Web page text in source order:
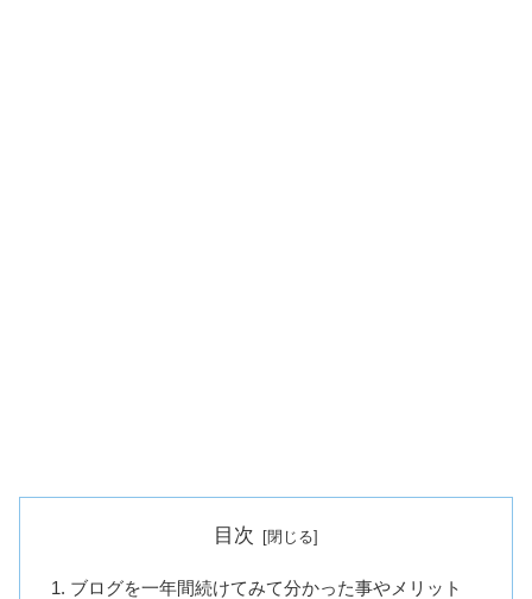
目次
ブログを一年間続けてみて分かった事やメリット